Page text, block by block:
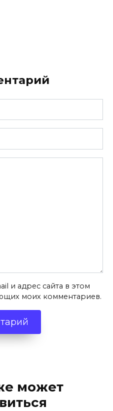
и адрес сайта в этом
моих комментариев.
может